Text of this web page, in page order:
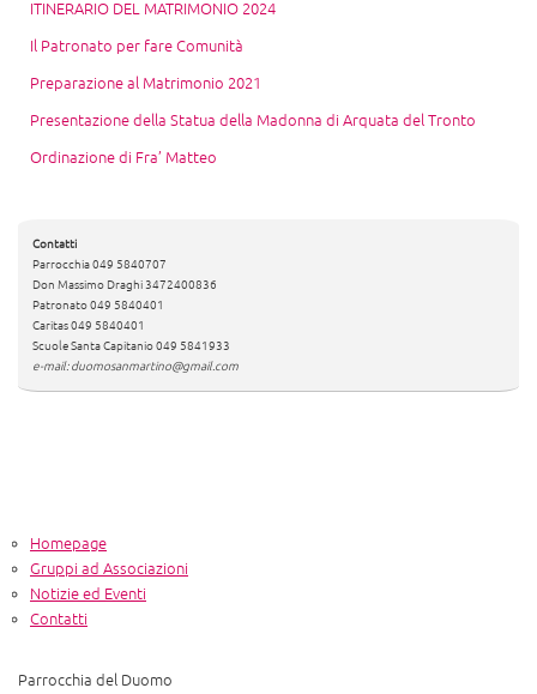
ITINERARIO DEL MATRIMONIO 2024
Il Patronato per fare Comunità
Preparazione al Matrimonio 2021
Presentazione della Statua della Madonna di Arquata del Tronto
Ordinazione di Fra’ Matteo
Contatti
Parrocchia 049 5840707
Don Massimo Draghi 3472400836
Patronato 049 5840401
Caritas 049 5840401
Scuole Santa Capitanio 049 5841933
e-mail: duomosanmartino@gmail.com
Homepage
Gruppi ad Associazioni
Notizie ed Eventi
Contatti
Parrocchia del Duomo